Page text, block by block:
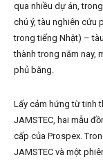
qua nhiều dự án,
chú ý, tàu nghiên cứu
trong tiếng Nhật) –
thành trong năm nay,
phủ băng.
Lấy cảm hứng từ tinh
JAMSTEC, hai mẫu
cấp của Prospex.
JAMSTEC và một